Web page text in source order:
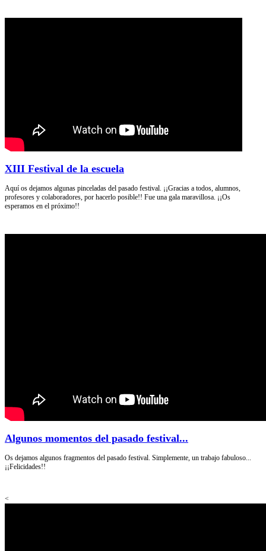
XIII Festival de la escuela
Aquí os dejamos algunas pinceladas del pasado festival. ¡¡Gracias a todos, alumnos,
profesores y colaboradores, por hacerlo posible!! Fue una gala maravillosa. ¡¡Os
esperamos en el próximo!!
Algunos momentos del pasado festival...
Os dejamos algunos fragmentos del pasado festival. Simplemente, un trabajo fabuloso...
¡¡Felicidades!!
<